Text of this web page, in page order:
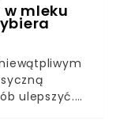
mleku
ulepszyć.